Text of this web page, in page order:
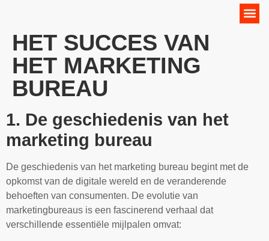
HET SUCCES VAN
HET MARKETING
BUREAU
1. De geschiedenis van het
marketing bureau
De geschiedenis van het marketing bureau begint met de
opkomst van de digitale wereld en de veranderende
behoeften van consumenten. De evolutie van
marketingbureaus is een fascinerend verhaal dat
verschillende essentiële mijlpalen omvat: